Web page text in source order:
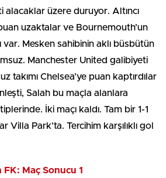
alacaklar üzere duruyor. Altıncı
uzaktalar ve Bournemouth’un
var. Mesken sahibinin aklı büsbütün
Manchester United galibiyeti
takımı Chelsea’ye puan kaptırdılar
Salah bu maçla alanlara
İki maçı kaldı. Tam bir 1-1
Villa Park’ta. Tercihim karşılıklı gol
Maç Sonucu 1